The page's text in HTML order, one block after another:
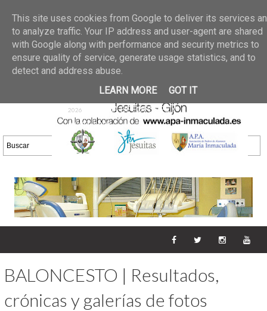
02 jun 2026
GALERIA DE FOTOS
30/05/2026
25 may 2026
GALERIA
DE FOTOS 23/05/2026
20 may
2026
GALERIA DE FOTOS
16/05/2026
DE FOTOS 09/05/2026
28 abr
2026
GALERIA DE FOTOS 25 Y
26/04/2026
BALONCESTO | Resultados,
crónicas y galerías de fotos
This site uses cookies from Google to deliver its services
to analyze traffic. Your IP address and user-agent are shared
with Google along with performance and security metrics to
ensure quality of service, generate usage statistics, and to
detect and address abuse.
LEARN MORE
GOT IT